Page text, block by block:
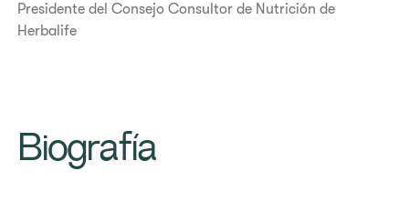
Presidente del Consejo Consultor de Nutrición de
Herbalife
Biografía